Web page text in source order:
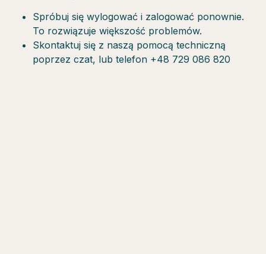
Spróbuj się wylogować i zalogować ponownie.
To rozwiązuje większość problemów.
Skontaktuj się z naszą pomocą techniczną
poprzez czat, lub telefon +48 729 086 820